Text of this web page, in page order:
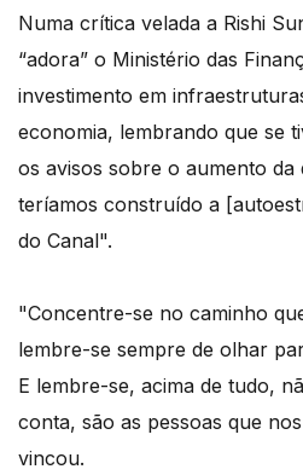
Numa crítica velada a Rishi
“adora” o Ministério das
investimento em
economia, lembrando que se
os avisos sobre o aumento
teríamos construído a
do Canal".
"Concentre-se no caminho
lembre-se sempre de olhar
E lembre-se, acima de tudo,
conta, são as pessoas que
vincou.